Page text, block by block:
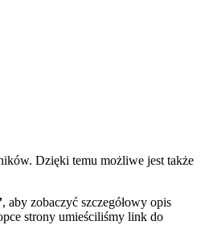
Dzięki temu możliwe jest także
, aby zobaczyć szczegółowy opis
strony umieściliśmy link do